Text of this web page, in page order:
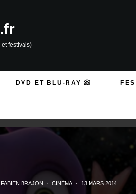
festivals)
DVD ET BLU-RAY 📀
FABIEN BRAJON · CINÉMA · 13 MARS 2014